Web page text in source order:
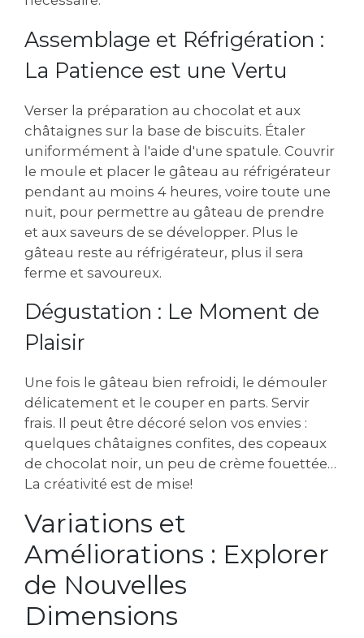
Assemblage et Réfrigération :
La Patience est une Vertu
Verser la préparation au chocolat et aux
châtaignes sur la base de biscuits. Étaler
uniformément à l'aide d'une spatule. Couvrir
le moule et placer le gâteau au réfrigérateur
pendant au moins 4 heures, voire toute une
nuit, pour permettre au gâteau de prendre
et aux saveurs de se développer. Plus le
gâteau reste au réfrigérateur, plus il sera
ferme et savoureux.
Dégustation : Le Moment de
Plaisir
Une fois le gâteau bien refroidi, le démouler
délicatement et le couper en parts. Servir
frais. Il peut être décoré selon vos envies :
quelques châtaignes confites, des copeaux
de chocolat noir, un peu de crème fouettée…
La créativité est de mise!
Variations et
Améliorations : Explorer
de Nouvelles
Dimensions